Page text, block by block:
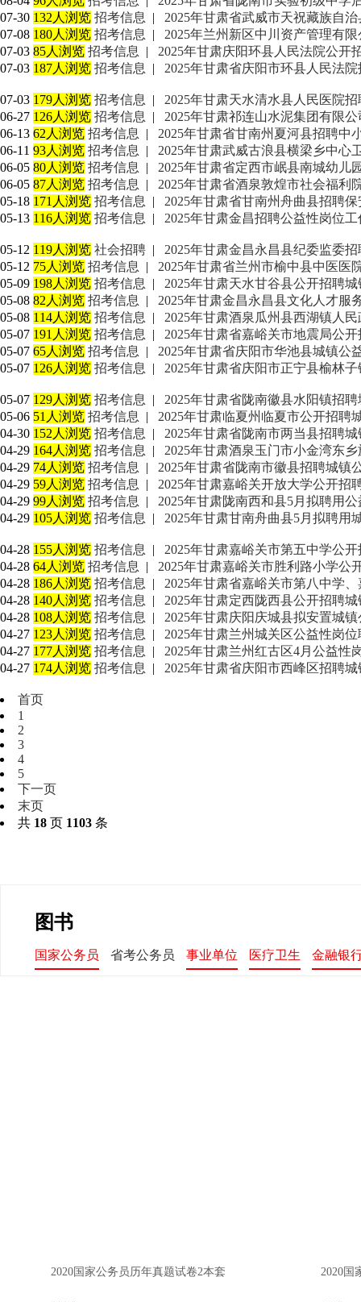
07-30 132人浏览 招考信息 |
2025年甘肃省武威市天祝藏族自
07-08 180人浏览 招考信息 |
2025年兰州新区中川资产管理有
07-03 85人浏览 招考信息 |
2025年甘肃庆阳环县人民法院公开
07-03 187人浏览 招考信息 | 2025年甘肃省庆阳市环县人民法
07-03 179人浏览 招考信息 |
2025年甘肃天水清水县人民医院
06-27 126人浏览 招考信息 |
2025年甘肃祁连山水泥集团有限
06-13 62人浏览 招考信息 |
2025年甘肃省甘南州夏河县招聘中
06-11 93人浏览 招考信息 |
2025年甘肃武威古浪县横梁乡中心
06-05 80人浏览 招考信息 |
2025年甘肃省定西市岷县南城幼儿
06-05 87人浏览 招考信息 |
2025年甘肃省酒泉敦煌市社会福利
05-18 171人浏览 招考信息 |
2025年甘肃省甘南州舟曲县招聘
05-13 116人浏览 招考信息 | 2025年甘肃金昌招聘公益性岗位
05-12 119人浏览 社会招聘 |
2025年甘肃金昌永昌县纪委监委
05-12 75人浏览 招考信息 |
2025年甘肃省兰州市榆中县中医医
05-09 198人浏览 招考信息 |
2025年甘肃天水甘谷县公开招聘
05-08 82人浏览 招考信息 |
2025年甘肃金昌永昌县文化人才服
05-08 114人浏览 招考信息 |
2025年甘肃酒泉瓜州县西湖镇人
05-07 191人浏览 招考信息 |
2025年甘肃省嘉峪关市地震局公
05-07 65人浏览 招考信息 |
2025年甘肃省庆阳市华池县城镇公
05-07 126人浏览 招考信息 | 2025年甘肃省庆阳市正宁县榆林
05-07 129人浏览 招考信息 |
2025年甘肃省陇南徽县水阳镇招
05-06 51人浏览 招考信息 |
2025年甘肃临夏州临夏市公开招聘
04-30 152人浏览 招考信息 |
2025年甘肃省陇南市两当县招聘
04-29 164人浏览 招考信息 |
2025年甘肃酒泉玉门市小金湾东
04-29 74人浏览 招考信息 |
2025年甘肃省陇南市徽县招聘城镇
04-29 59人浏览 招考信息 |
2025年甘肃嘉峪关开放大学公开招
04-29 99人浏览 招考信息 |
2025年甘肃陇南西和县5月拟聘用
04-29 105人浏览 招考信息 | 2025年甘肃甘南舟曲县5月拟聘用
04-28 155人浏览 招考信息 |
2025年甘肃嘉峪关市第五中学公
04-28 64人浏览 招考信息 |
2025年甘肃嘉峪关市胜利路小学公
04-28 186人浏览 招考信息 |
2025年甘肃省嘉峪关市第八中学
04-28 140人浏览 招考信息 |
2025年甘肃定西陇西县公开招聘
04-28 108人浏览 招考信息 |
2025年甘肃庆阳庆城县拟安置城
04-27 123人浏览 招考信息 |
2025年甘肃兰州城关区公益性岗
04-27 177人浏览 招考信息 |
2025年甘肃兰州红古区4月公益性
04-27 174人浏览 招考信息 | 2025年甘肃省庆阳市西峰区招聘
首页
1
2
3
4
5
下一页
末页
共 18 页 1103 条
图书
国家公务员 省考公务员 事业单位 医疗卫生 金融银
2020国家公务员历年真题试卷2本套 2020国